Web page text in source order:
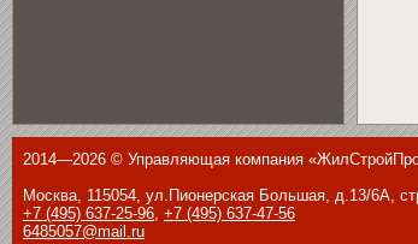
2014—2026 © Управляющая компания
Москва, 115054, ул.Пионерская Большая, д.13/6А,
+7 (495) 637-25-96, +7 (495) 637-47-56
6485057@mail.ru